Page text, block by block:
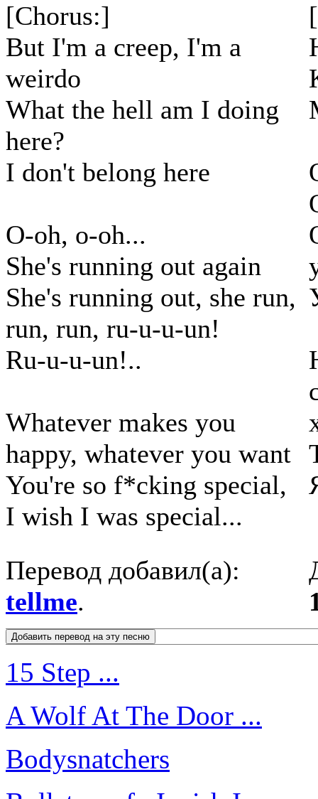
[Chorus:]
But I'm a creep, I'm a
weirdo
What the hell am I doing
here?
I don't belong here
O-oh, o-oh...
She's running out again
She's running out, she run,
run, run, ru-u-u-un!
Ru-u-u-un!..
Whatever makes you
happy, whatever you want
You're so f*cking special,
I wish I was special...
Перевод добавил(а):
tellme.
15 Step ...
A Wolf At The Door ...
Bodysnatchers